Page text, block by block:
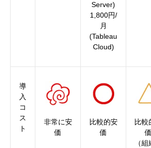
Server)
1,800円/
月
(Tableau
Cloud)
導
入
コ
ス
ト
非常に安
価
比較的安
価
比較
価
（